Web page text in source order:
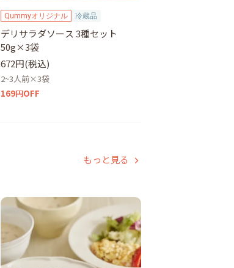
Qummyオリジナル 冷蔵品
デリサラダソース 3種セット
50g×3袋
672円(税込)
2~3人前×3袋
169円OFF
もっと見る